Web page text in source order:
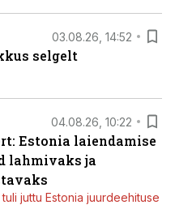
03.08.26, 14:52
selgelt
04.08.26, 10:22
Estonia laiendamise
lahmivaks ja
juttu Estonia juurdeehituse